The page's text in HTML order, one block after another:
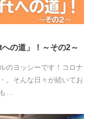
の道」！～その2～
のヨッシーです！コロナ
。そんな日々が続いてお
…